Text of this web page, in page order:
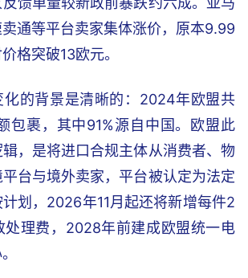
通等平台卖家集体涨价，原本9.99
格突破13欧元。
化的背景是清晰的：2024年欧盟共
包裹，其中91%源自中国。欧盟此
，是将进口合规主体从消费者、物
台与境外卖家，平台被认定为法定
划，2026年11月起还将新增每件2
处理费，2028年前建成欧盟统一电